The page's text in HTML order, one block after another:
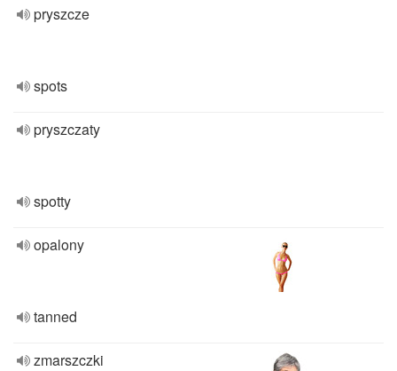
pryszcze
spots
pryszczaty
spotty
opalony
tanned
zmarszczki